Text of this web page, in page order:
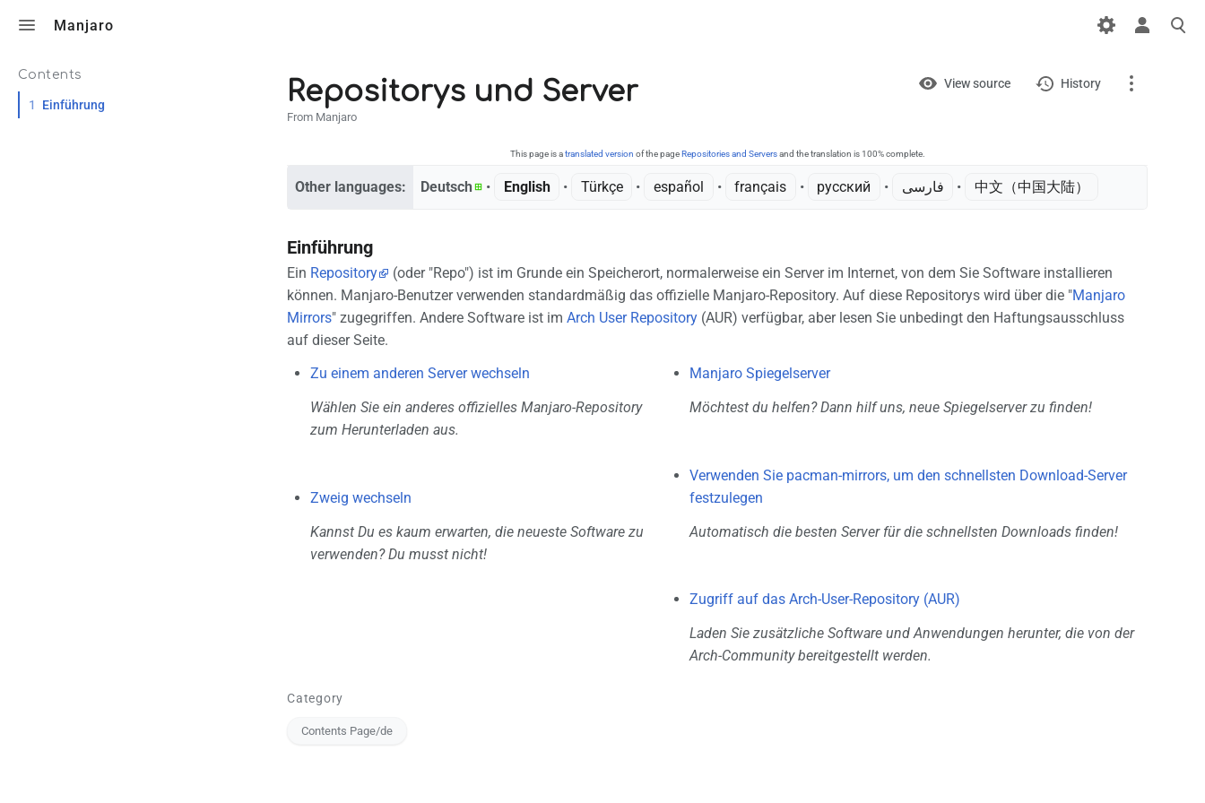
Manjaro
Repositorys und Server
From Manjaro
ViewView source History
Permanent link
This page is atranslated version of the pageRepositories and Serversand the translation is 100% complete.
Other languages: Deutsch • ‎ English • ‎ Türkçe • ‎ español • ‎ français • ‎ русский • ‎ فارسی • ‎ 中文（中国大陆）‎
Contents
1 Einführung
Einführung
Ein Repository
(oder "Repo") ist im Grunde ein Speicherort, normalerweise ein Server im Internet, von dem Sie Software installieren
können. Manjaro-Benutzer verwenden standardmäßig das offizielle Manjaro-Repository. Auf diese Repositorys wird über die "Manjaro
Mirrors" zugegriffen. Andere Software ist im Arch User Repository (AUR) verfügbar, aber lesen Sie unbedingt den Haftungsausschluss
auf dieser Seite.
Zu einem anderen Server wechseln
Wählen Sie ein anderes offizielles Manjaro-Repository
zum Herunterladen aus.
Zweig wechseln
Kannst Du es kaum erwarten, die neueste Software zu
verwenden? Du musst nicht!
Manjaro Spiegelserver
Möchtest du helfen? Dann hilf uns, neue Spiegelserver zu finden!
Verwenden Sie pacman-mirrors, um den schnellsten Download-Server
festzulegen
Automatisch die besten Server für die schnellsten Downloads finden!
Zugriff auf das Arch-User-Repository (AUR)
Laden Sie zusätzliche Software und Anwendungen herunter, die von der
Arch-Community bereitgestellt werden.
Category
Contents Page/de